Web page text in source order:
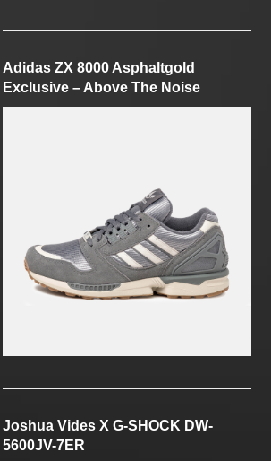
Adidas ZX 8000 Asphaltgold
Exclusive – Above The Noise
Joshua Vides X G-SHOCK DW-
5600JV-7ER